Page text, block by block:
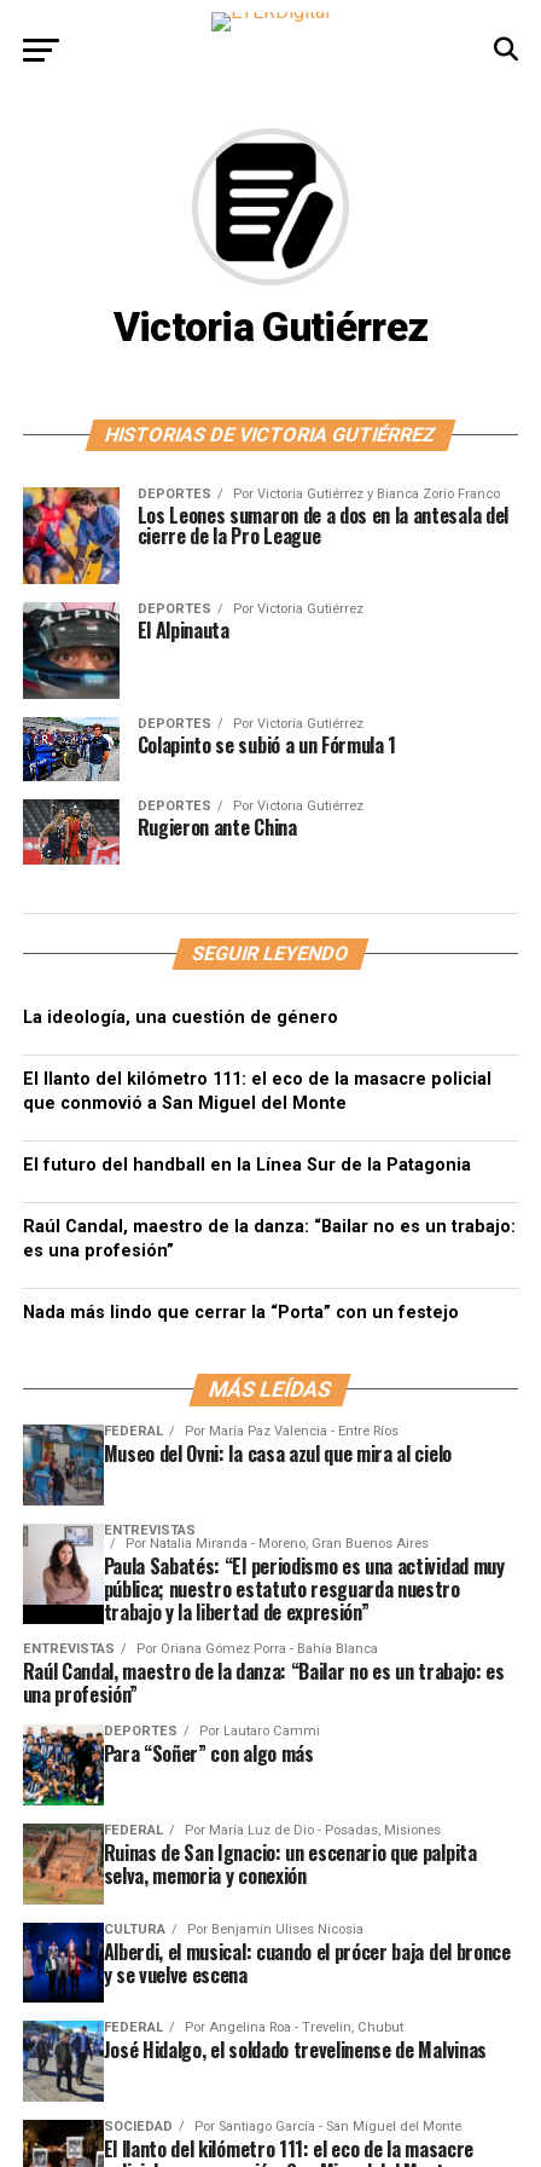
Victoria Gutiérrez
HISTORIAS DE VICTORIA GUTIÉRREZ
DEPORTES Por Victoria Gutiérrez y Bianca Zorio Franco
Los Leones sumaron de a dos en la antesala del
cierre de la Pro League
DEPORTES Por Victoria Gutiérrez
El Alpinauta
DEPORTES Por Victoria Gutiérrez
Colapinto se subió a un Fórmula 1
DEPORTES Por Victoria Gutiérrez
Rugieron ante China
SEGUIR LEYENDO
La ideología, una cuestión de género
El llanto del kilómetro 111: el eco de la masacre policial
que conmovió a San Miguel del Monte
El futuro del handball en la Línea Sur de la Patagonia
Raúl Candal, maestro de la danza: “Bailar no es un trabajo:
es una profesión”
Nada más lindo que cerrar la “Porta” con un festejo
MÁS LEÍDAS
FEDERAL Por María Paz Valencia - Entre Ríos
Museo del Ovni: la casa azul que mira al cielo
ENTREVISTAS
Por Natalia Miranda - Moreno, Gran Buenos Aires
Paula Sabatés: “El periodismo es una actividad muy
pública; nuestro estatuto resguarda nuestro
trabajo y la libertad de expresión”
ENTREVISTAS Por Oriana Gómez Porra - Bahía Blanca
Raúl Candal, maestro de la danza: “Bailar no es un trabajo: es
una profesión”
DEPORTES Por Lautaro Cammi
Para “Soñer” con algo más
FEDERAL Por María Luz de Dio - Posadas, Misiones
Ruinas de San Ignacio: un escenario que palpita
selva, memoria y conexión
CULTURA Por Benjamín Ulises Nicosia
Alberdi, el musical: cuando el prócer baja del bronce
y se vuelve escena
FEDERAL Por Angelina Roa - Trevelin, Chubut
José Hidalgo, el soldado trevelinense de Malvinas
SOCIEDAD Por Santiago García - San Miguel del Monte
El llanto del kilómetro 111: el eco de la masacre